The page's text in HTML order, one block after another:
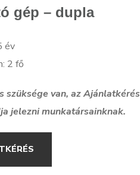
gép – dupla
év
2 fő
szüksége van, az
jelezni munkatársainknak.